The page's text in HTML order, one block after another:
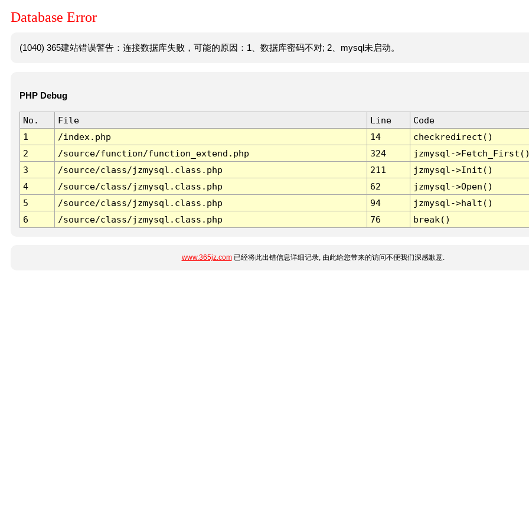
Database Error
(1040) 365建站错误警告：连接数据库失败，可能的原因：1、数据库密码不对; 2、mysql未启动。
PHP Debug
No. File Line
Code
1
/index.php 14
checkredirect()
2
/source/function/function_extend.php 324
jzmysql-
3
/source/class/jzmysql.class.php 211
jzmysql->Init()
4
/source/class/jzmysql.class.php 62
jzmysql->Open()
5
/source/class/jzmysql.class.php 94
jzmysql->halt()
6
/source/class/jzmysql.class.php 76 break()
www.365jz.com已经将此出错信息详细记录, 由此给您带来的访问不便我们深感歉意.